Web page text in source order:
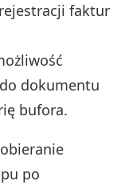
faktur
dokumentu
bufora.
po